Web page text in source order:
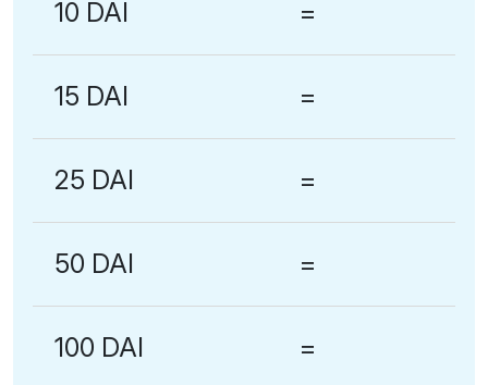
10 DAI =
15 DAI =
25 DAI =
50 DAI =
100 DAI =